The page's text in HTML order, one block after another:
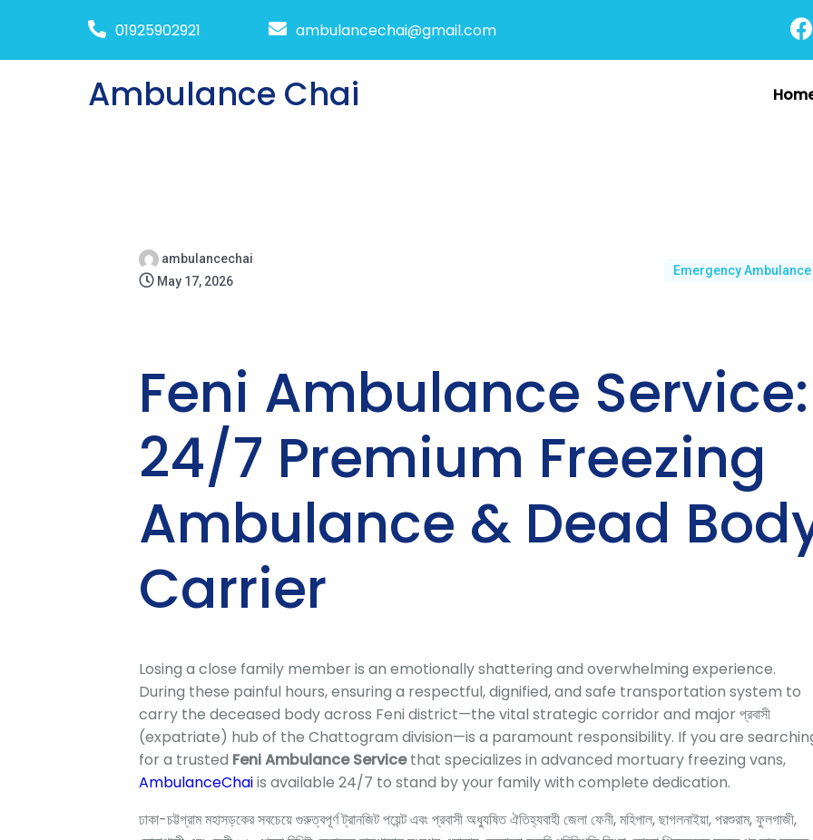
01925902921 ambulancechai@gmail.com
Ambulance Chai
ambulancechai
May 17, 2026
Emergency Ambulance
Feni Ambulance Service:
24/7 Premium Freezing
Ambulance & Dead
Carrier
Losing a close family member is an emotionally shattering and overwhelming experience.
During these painful hours, ensuring a respectful, dignified, and safe transportation system to
carry the deceased body across Feni district—the vital strategic corridor and major প্রবাসী
(expatriate) hub of the Chattogram division—is a paramount responsibility. If you are
for a trusted Feni Ambulance Servicethat specializes in advanced mortuary freezing vans,
AmbulanceChaiis available 24/7 to stand by your family with complete dedication.
ঢাকা-চট্টগ্রাম মহাসড়কের সবচেয়ে গুরুত্বপূর্ণ ট্রানজিট পয়েন্ট এবং প্রবাসী অধ্যুষিত ঐতিহ্যবাহী জেলা ফেনী, মহিপাল, ছাগলনাইয়া, পরশুরাম, ফুলগাজী,